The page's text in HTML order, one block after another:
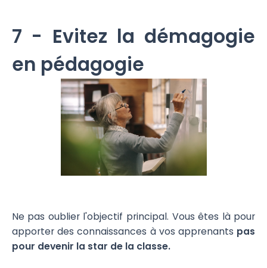
7 - Evitez la démagogie
en pédagogie
Ne pas oublier l'objectif principal. Vous êtes là pour
apporter des connaissances à vos apprenants pas
pour devenir la star de la classe.